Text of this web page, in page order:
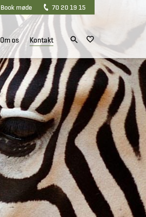
Book møde 70 20 19 15
Om os Kontakt